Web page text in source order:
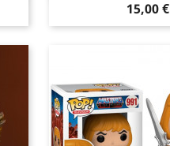
Prix
15,00 €